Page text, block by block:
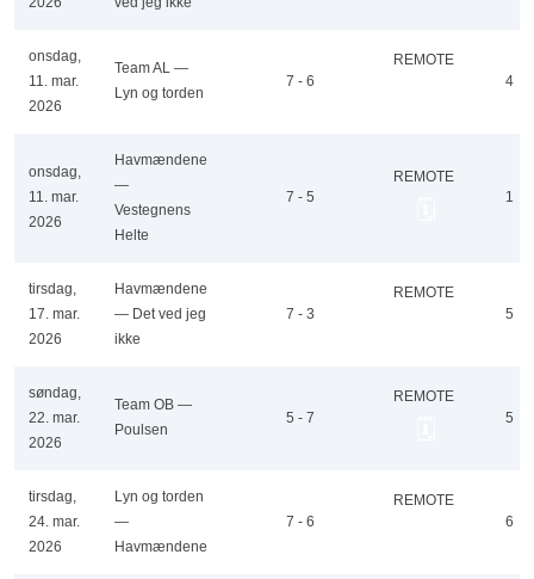
onsdag,
11. mar.
2026
Team AL —
Lyn og torden
7 - 6
REMOTE
4
onsdag,
11. mar.
2026
Havmændene
—
Vestegnens
Helte
7 - 5
REMOTE
1
tirsdag,
17. mar.
2026
Havmændene
— Det ved jeg
ikke
7 - 3
REMOTE
5
søndag,
22. mar.
2026
Team OB —
Poulsen
5 - 7
REMOTE
5
tirsdag,
24. mar.
2026
Lyn og torden
—
Havmændene
7 - 6
REMOTE
6